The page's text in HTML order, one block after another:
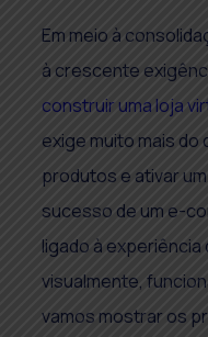
Em meio à
à crescente
construir uma loja
exige muito mais
produtos e ativar
sucesso de um e-
ligado à
visualmente,
vamos mostrar os